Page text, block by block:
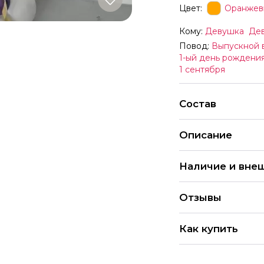
Цвет:
Кому: Девушка
Повод: Выпускной
1-ый день
1 сентября
Состав
Описание
Наличие и
предпочтений и
различные
определенных
Все заказы
шаров могут
Отзывы
4.9 286
Как купить